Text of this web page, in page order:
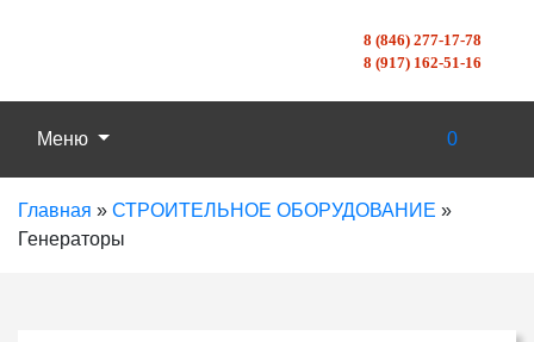
8 (846) 277-17-78
8 (917) 162-51-16
Меню 0
Главная » СТРОИТЕЛЬНОЕ ОБОРУДОВАНИЕ »
Генераторы